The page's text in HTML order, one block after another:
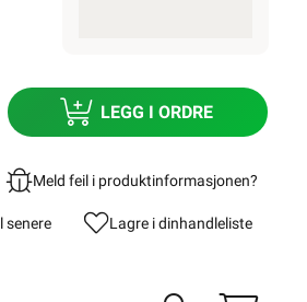
LEGG I ORDRE
Meld feil i produktinformasjonen?
senere Lagre i dinhandleliste